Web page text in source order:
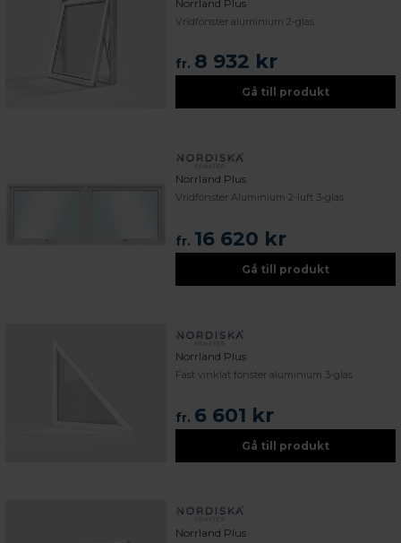
Norrland Plus
Vridfönster aluminium 2-glas
fr. 8 932 kr
Gå till produkt
Norrland Plus
Vridfönster Aluminium 2-luft 3-glas
fr. 16 620 kr
Gå till produkt
Norrland Plus
Fast vinklat fönster aluminium 3-glas
fr. 6 601 kr
Gå till produkt
Norrland Plus